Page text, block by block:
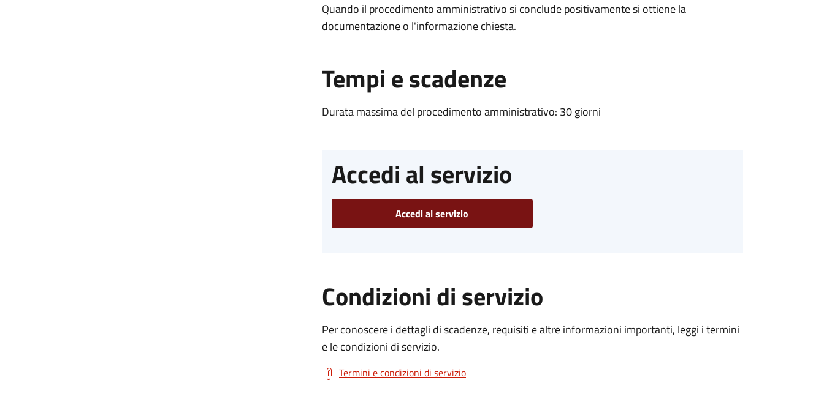
Quando il procedimento amministrativo si conclude positivamente si ottiene la
documentazione o l'informazione chiesta.
Tempi e scadenze
Durata massima del procedimento amministrativo: 30 giorni
Accedi al servizio
Accedi al servizio
Condizioni di servizio
Per conoscere i dettagli di scadenze, requisiti e altre informazioni importanti, leggi i termini
e le condizioni di servizio.
Termini e condizioni di servizio